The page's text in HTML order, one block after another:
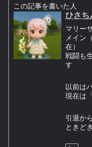
この記事を書いた人
ひさち
マリー
メイン
在）
戦闘も
す
以前は
現在は
引退か
ときど